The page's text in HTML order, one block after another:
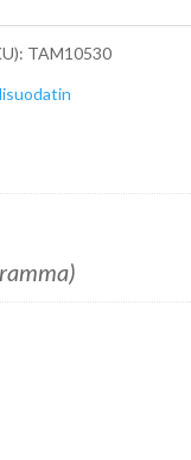
TAM10530